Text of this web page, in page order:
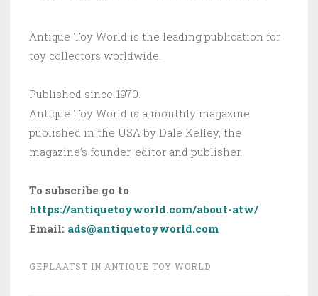
Antique Toy World is the leading publication for
toy collectors worldwide.
Published since 1970.
Antique Toy World is a monthly magazine
published in the USA by Dale Kelley, the
magazine’s founder, editor and publisher.
To subscribe go to
https://antiquetoyworld.com/about-atw/
Email: ads@antiquetoyworld.com
GEPLAATST IN ANTIQUE TOY WORLD